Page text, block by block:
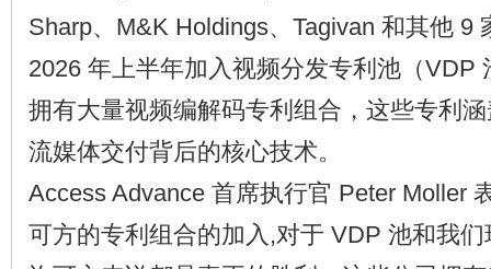
Sharp、M&K Holdings、Tagivan 和其他 9
2026 年上半年加入视频分发专利池（VDP
拥有大量视频编解码专利组合，这些专利
流媒体交付背后的核心技术。
Access Advance 首席执行官 Peter Moller
可方的专利组合的加入,对于 VDP 池和我